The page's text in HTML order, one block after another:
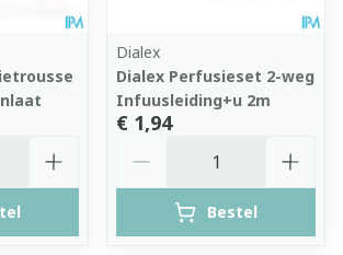
Dialex
Dialex Perfusieset 2-weg
Infuusleiding+u 2m
€ 1,94
Bestel